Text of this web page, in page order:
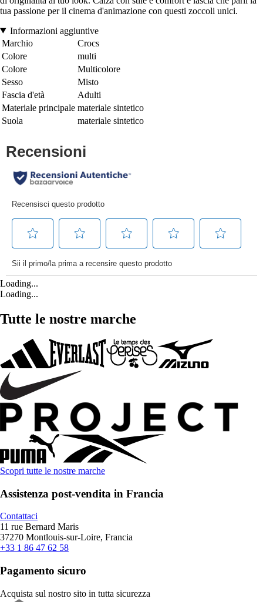
tua passione per il cinema d'animazione con questi zoccoli unici.
Informazioni aggiuntive
Marchio
Crocs
Colore
multi
Colore
Multicolore
Sesso
Misto
Fascia d'età
Adulti
Materiale principale materiale sintetico
Suola
materiale sintetico
Loading...
Loading...
Tutte le nostre marche
Scopri tutte le nostre marche
Assistenza post-vendita in Francia
Contattaci
11 rue Bernard Maris
37270 Montlouis-sur-Loire, Francia
+33 1 86 47 62 58
Pagamento sicuro
Acquista sul nostro sito in tutta sicurezza